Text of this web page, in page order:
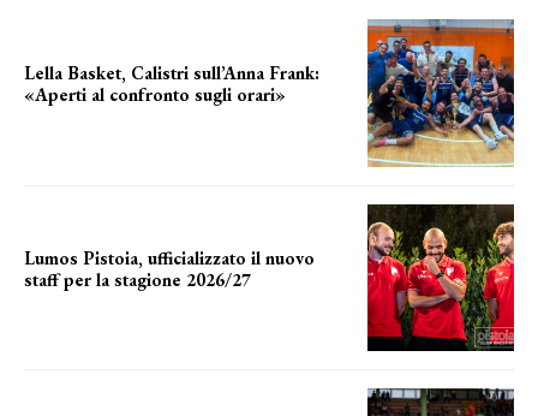
Lella Basket, Calistri sull’Anna Frank:
«Aperti al confronto sugli orari»
Lumos Pistoia, ufficializzato il nuovo
staff per la stagione 2026/27